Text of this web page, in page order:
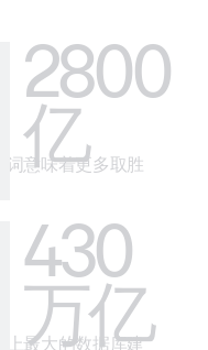
2800
亿
词意味着更多取胜
430
万亿
上最大的数据库建